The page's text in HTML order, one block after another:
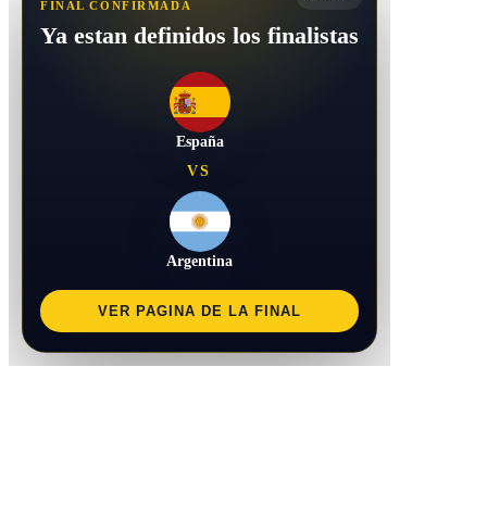
FINAL CONFIRMADA
Ya estan definidos los finalistas
España
VS
Argentina
VER PAGINA DE LA FINAL